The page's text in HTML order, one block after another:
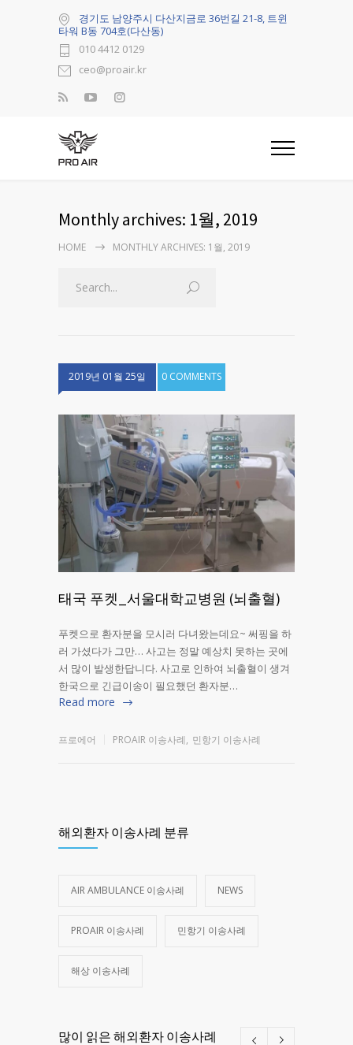
경기도 남양주시 다산지금로 36번길 21-8, 트윈
타워 B동 704호(다산동)
010 4412 0129
ceo@proair.kr
Monthly archives: 1월, 2019
HOME MONTHLY ARCHIVES: 1월, 2019
2019년 01월 25일 0 COMMENTS
태국 푸켓_서울대학교병원 (뇌출혈)
푸켓으로 환자분을 모시러 다녀왔는데요~ 써핑을 하
러 가셨다가 그만… 사고는 정말 예상치 못하는 곳에
서 많이 발생한답니다. 사고로 인하여 뇌출혈이 생겨
한국으로 긴급이송이 필요했던 환자분…
Read more
프로에어 PROAIR 이송사례, 민항기 이송사례
해외환자 이송사례 분류
AIR AMBULANCE 이송사례 NEWS
PROAIR 이송사례 민항기 이송사례
해상 이송사례
많이 읽은 해외환자 이송사례